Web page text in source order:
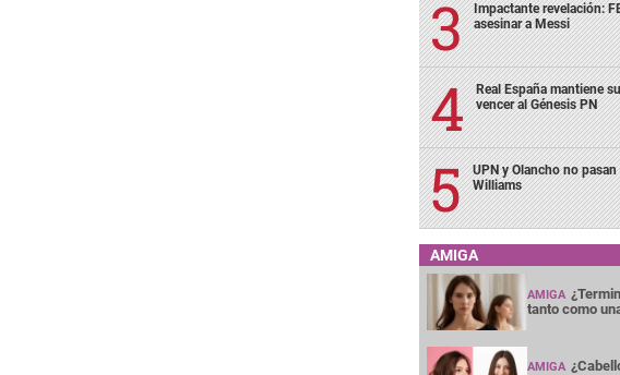
Impactante revelación:
asesinar a Messi
Real España mantiene
vencer al Génesis PN
UPN y Olancho no
Williams
AMIGA
AMIGA
tanto como
AMIGA